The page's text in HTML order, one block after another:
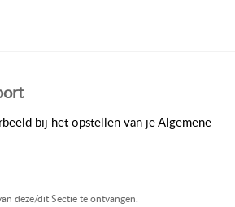
bij het opstellen van je Algemene
deze/dit Sectie te ontvangen.